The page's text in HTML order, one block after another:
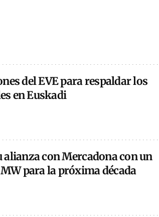
del EVE para respaldar los
en Euskadi
con Mercadona con un
para la próxima década